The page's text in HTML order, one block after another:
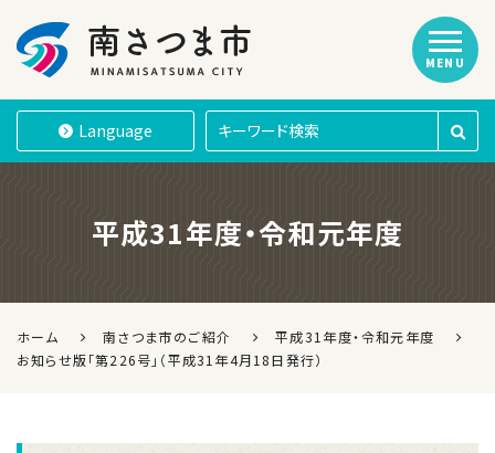
南さつま市
Language
MENU
平成31年度・令和元年度
ホーム 南さつま市のご紹介
平成31年度・令和元年度
お知らせ版「第226号」（平成31年4月18日発行）